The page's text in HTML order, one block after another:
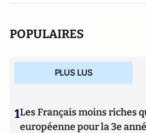
POPULAIRES
PLUS LUS
1Les Français moins riches
européenne pour la 3e